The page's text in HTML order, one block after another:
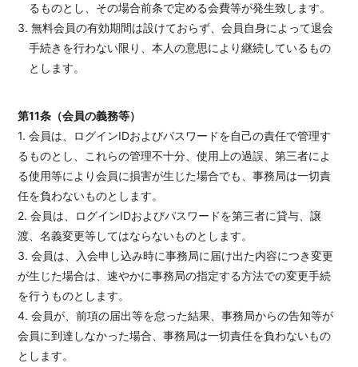
るものとし、その場合前条で定める会費等が発生致します。
3. 無料会員の有効期間は設けておらず、会員自身によって退会
手続きを行わない限り、本人の意思により継続しているもの
とします。
第11条（会員の義務等）
1. 会員は、ログインIDおよびパスワードを自己の責任で管理す
るものとし、これらの管理不十分、使用上の過誤、第三者によ
る使用等により会員に損害が生じた場合でも、事務局は一切責
任を負わないものとします。
2. 会員は、ログインIDおよびパスワードを第三者に貸与、譲
渡、名義変更等してはならないものとします。
3. 会員は、入会申し込み時に事務局に届け出た内容につき変更
が生じた場合は、速やかに事務局の指定する方法での変更手続
を行うものとします。
4. 会員が、前項の届出等を怠った結果、事務局からの告知等が
会員に到達しなかった場合、事務局は一切責任を負わないもの
とします。